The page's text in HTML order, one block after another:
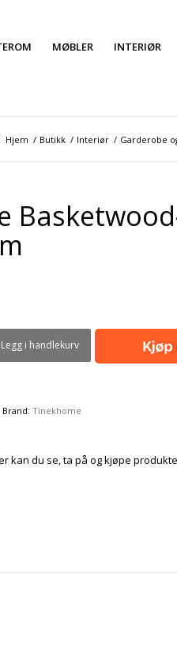
MØBLER INTERIØR
Hjem / Butikk / Interiør / Garderobe
Legg i handlekurv
Brand:Tinekhome
kan du se, ta på og kjøpe